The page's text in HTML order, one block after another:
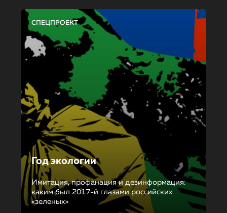
СПЕЦПРОЕКТ
Год экологии
Имитация, профанация и дезинформация:
каким был 2017-й глазами российских
«зеленых»